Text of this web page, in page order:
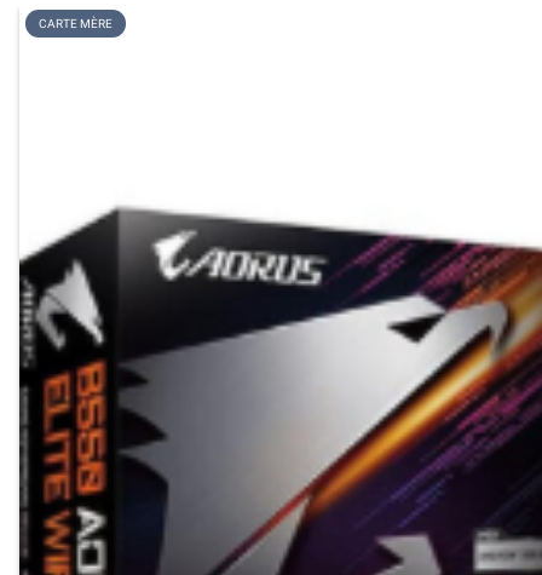
CARTE MÈRE